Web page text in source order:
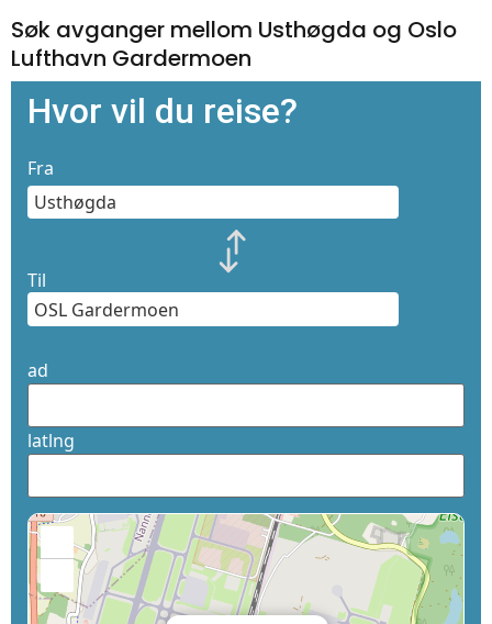
Søk avganger mellom Usthøgda og Oslo
Lufthavn Gardermoen
Hvor vil du reise?
Fra
Til
ad
latlng